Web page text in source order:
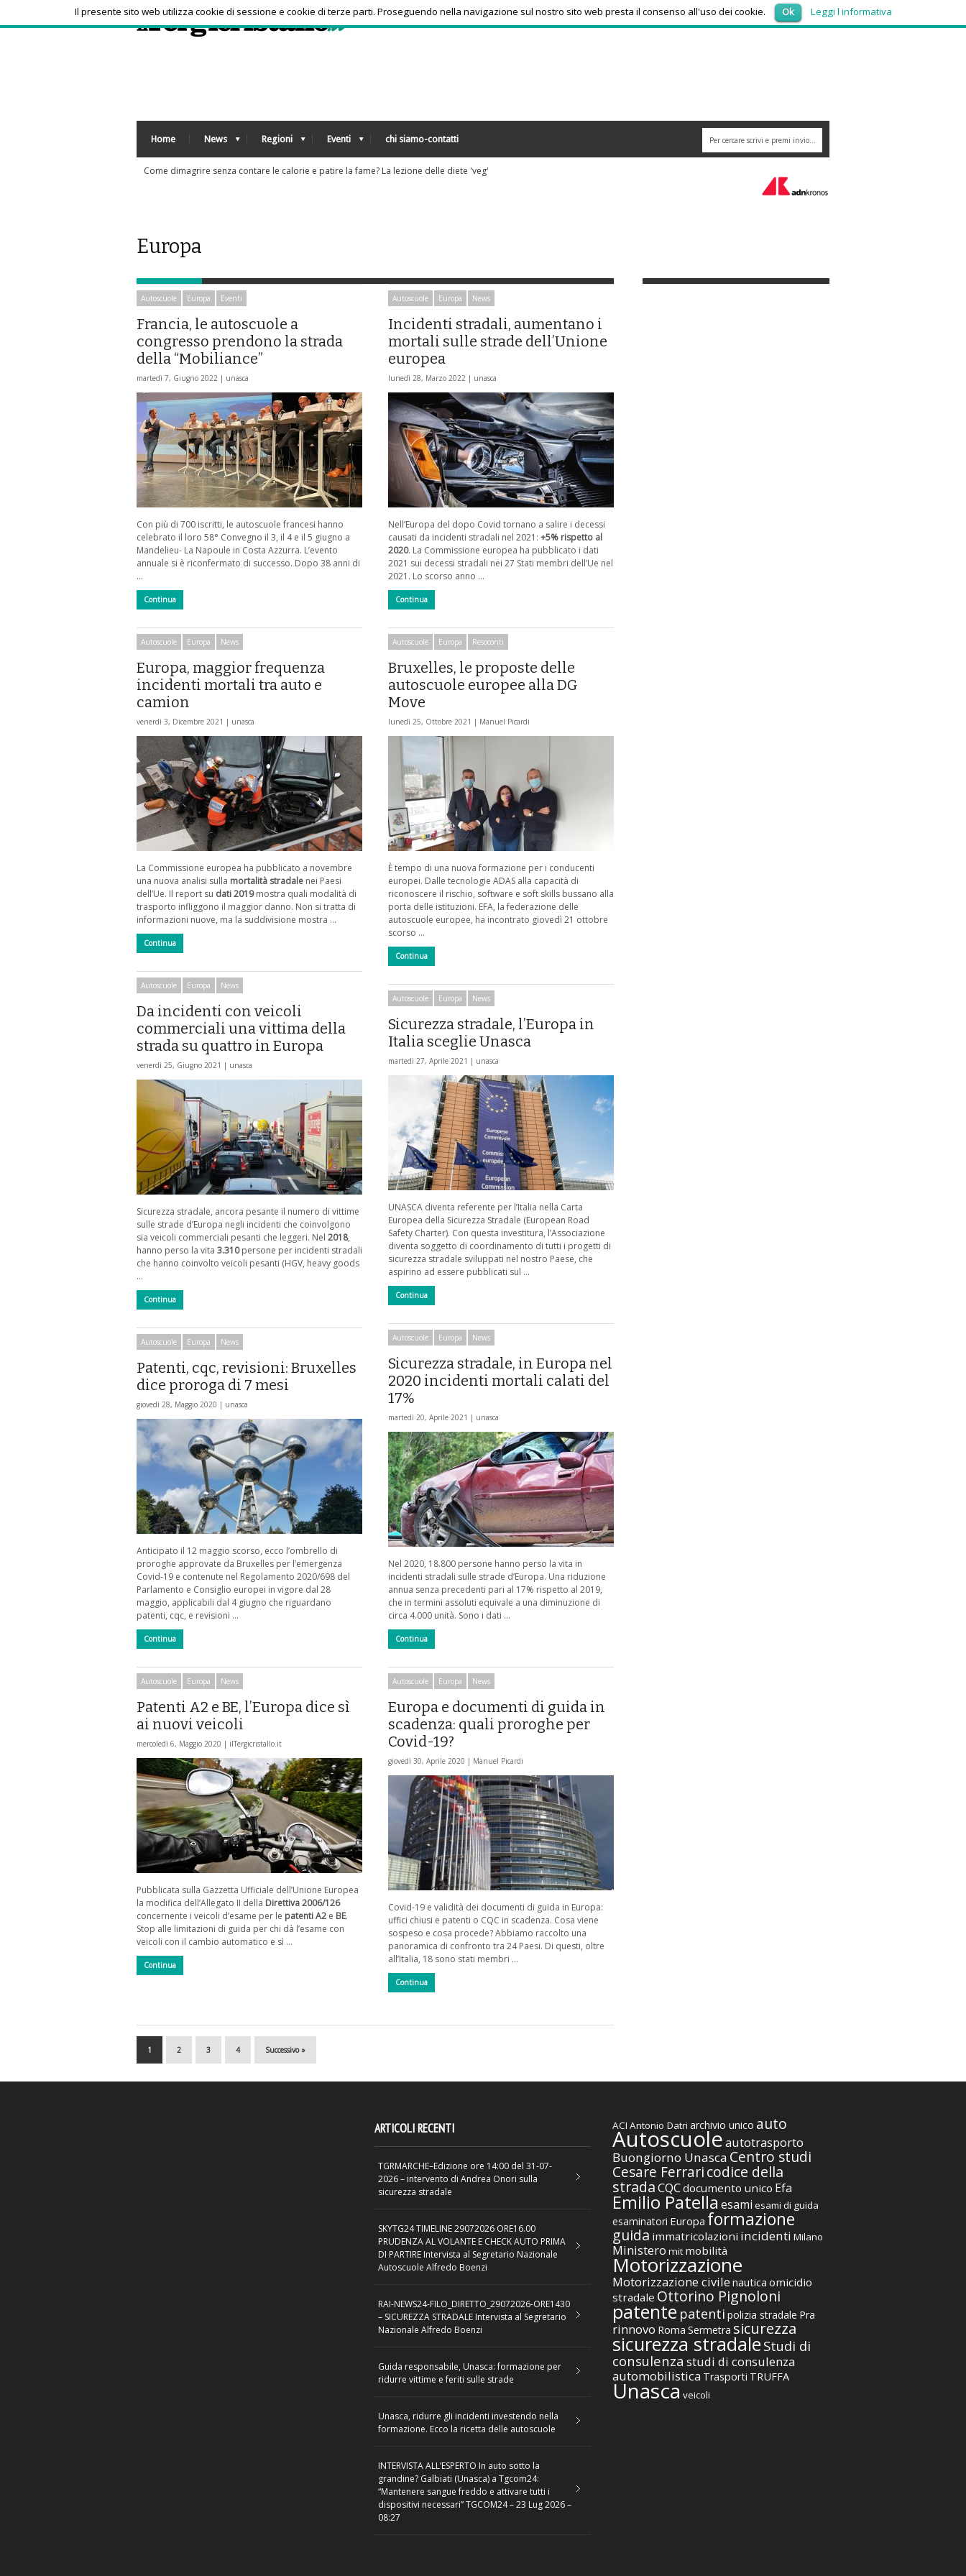
sabato 8, Agosto 2026
Home News Regioni Eventi chi siamo-contatti
Sos anziani per truffe telefoniche? Arriva l'app che risponde ai numeri sconosciuti
Europa
Autoscuole Europa Eventi
Francia, le autoscuole a
congresso prendono la strada
della “Mobiliance”
martedì 7, Giugno 2022 | unasca
Con più di 700 iscritti, le autoscuole francesi hanno
celebrato il loro 58° Convegno il 3, il 4 e il 5 giugno a
Mandelieu- La Napoule in Costa Azzurra. L’evento
annuale si è riconfermato di successo. Dopo 38 anni di
…
Continua
Autoscuole Europa News
Incidenti stradali, aumentano i
mortali sulle strade dell’Unione
europea
lunedì 28, Marzo 2022 | unasca
Nell’Europa del dopo Covid tornano a salire i decessi
causati da incidenti stradali nel 2021: +5% rispetto al
2020. La Commissione europea ha pubblicato i dati
2021 sui decessi stradali nei 27 Stati membri dell’Ue nel
2021. Lo scorso anno …
Continua
Autoscuole Europa News
Europa, maggior frequenza
incidenti mortali tra auto e
camion
venerdì 3, Dicembre 2021 | unasca
La Commissione europea ha pubblicato a novembre
una nuova analisi sulla mortalità stradale nei Paesi
dell’Ue. Il report su dati 2019mostra quali modalità di
trasporto infliggono il maggior danno. Non si tratta di
informazioni nuove, ma la suddivisione mostra …
Continua
Autoscuole Europa Resoconti
Bruxelles, le proposte delle
autoscuole europee alla DG
Move
lunedì 25, Ottobre 2021 | Manuel Picardi
È tempo di una nuova formazione per i conducenti
europei. Dalle tecnologie ADAS alla capacità di
riconoscere il rischio, software e soft skills bussano alla
porta delle istituzioni. EFA, la federazione delle
autoscuole europee, ha incontrato giovedì 21 ottobre
scorso …
Continua
Autoscuole Europa News
Da incidenti con veicoli
commerciali una vittima della
strada su quattro in Europa
venerdì 25, Giugno 2021 | unasca
Sicurezza stradale, ancora pesante il numero di vittime
sulle strade d’Europa negli incidenti che coinvolgono
sia veicoli commerciali pesanti che leggeri. Nel 2018,
hanno perso la vita 3.310persone per incidenti stradali
che hanno coinvolto veicoli pesanti (HGV, heavy goods
…
Continua
Autoscuole Europa News
Sicurezza stradale, l’Europa in
Italia sceglie Unasca
martedì 27, Aprile 2021 | unasca
UNASCA diventa referente per l’Italia nella Carta
Europea della Sicurezza Stradale (European Road
Safety Charter). Con questa investitura, l’Associazione
diventa soggetto di coordinamento di tutti i progetti di
sicurezza stradale sviluppati nel nostro Paese, che
aspirino ad essere pubblicati sul …
Continua
Autoscuole Europa News
Sicurezza stradale, in Europa nel
2020 incidenti mortali calati del
17%
martedì 20, Aprile 2021 | unasca
Nel 2020, 18.800 persone hanno perso la vita in
incidenti stradali sulle strade d’Europa. Una riduzione
annua senza precedenti pari al 17% rispetto al 2019,
che in termini assoluti equivale a una diminuzione di
circa 4.000 unità. Sono i dati …
Continua
Autoscuole Europa News
Patenti, cqc, revisioni: Bruxelles
dice proroga di 7 mesi
giovedì 28, Maggio 2020 | unasca
Anticipato il 12 maggio scorso, ecco l’ombrello di
proroghe approvate da Bruxelles per l’emergenza
Covid-19 e contenute nel Regolamento 2020/698 del
Parlamento e Consiglio europei in vigore dal 28
maggio, applicabili dal 4 giugno che riguardano
patenti, cqc, e revisioni …
Continua
Autoscuole Europa News
Patenti A2 e BE, l’Europa dice sì
ai nuovi veicoli
mercoledì 6, Maggio 2020 | ilTergicristallo.it
Pubblicata sulla Gazzetta Ufficiale dell’Unione Europea
la modifica dell’Allegato II della Direttiva 2006/126
concernente i veicoli d’esame per le patenti A2 e BE.
Stop alle limitazioni di guida per chi dà l’esame con
veicoli con il cambio automatico e sì …
Continua
Autoscuole Europa News
Europa e documenti di guida in
scadenza: quali proroghe per
Covid-19?
giovedì 30, Aprile 2020 | Manuel Picardi
Covid-19 e validità dei documenti di guida in Europa:
uffici chiusi e patenti o CQC in scadenza. Cosa viene
sospeso e cosa procede? Abbiamo raccolto una
panoramica di confronto tra 24 Paesi. Di questi, oltre
all’Italia, 18 sono stati membri …
Continua
1 2 3 4 Successivo »
ARTICOLI RECENTI
TGRMARCHE–Edizione ore 14:00 del 31-07-
2026 – intervento di Andrea Onori sulla
sicurezza stradale
SKYTG24 TIMELINE 29072026 ORE16.00
PRUDENZA AL VOLANTE E CHECK AUTO PRIMA
DI PARTIRE Intervista al Segretario Nazionale
Autoscuole Alfredo Boenzi
RAI-NEWS24-FILO_DIRETTO_29072026-ORE1430
– SICUREZZA STRADALE Intervista al Segretario
Nazionale Alfredo Boenzi
Guida responsabile, Unasca: formazione per
ridurre vittime e feriti sulle strade
Unasca, ridurre gli incidenti investendo nella
formazione. Ecco la ricetta delle autoscuole
INTERVISTA ALL’ESPERTO In auto sotto la
grandine? Galbiati (Unasca) a Tgcom24:
“Mantenere sangue freddo e attivare tutti i
dispositivi necessari” TGCOM24 – 23 Lug 2026 –
08:27
ACI Antonio Datri archivio unico auto
Autoscuoleautotrasporto
Buongiorno Unasca Centro studi
Cesare Ferraricodice della
stradaCQCdocumento unico Efa
Emilio Patella esami esami di guida
esaminatori Europa formazione
guida immatricolazioni incidenti Milano
Ministero mit mobilità
Motorizzazione
Motorizzazione civile nautica omicidio
stradale Ottorino Pignoloni
patente patenti polizia stradale Pra
rinnovo Roma Sermetra sicurezza
sicurezza stradaleStudi di
consulenza studi di consulenza
automobilistica Trasporti TRUFFA
Unasca veicoli
Il presente sito web utilizza cookie di sessione e cookie di terze parti. Proseguendo nella navigazione sul nostro sito web presta il consenso all'uso dei cookie. Ok Leggi l informativa